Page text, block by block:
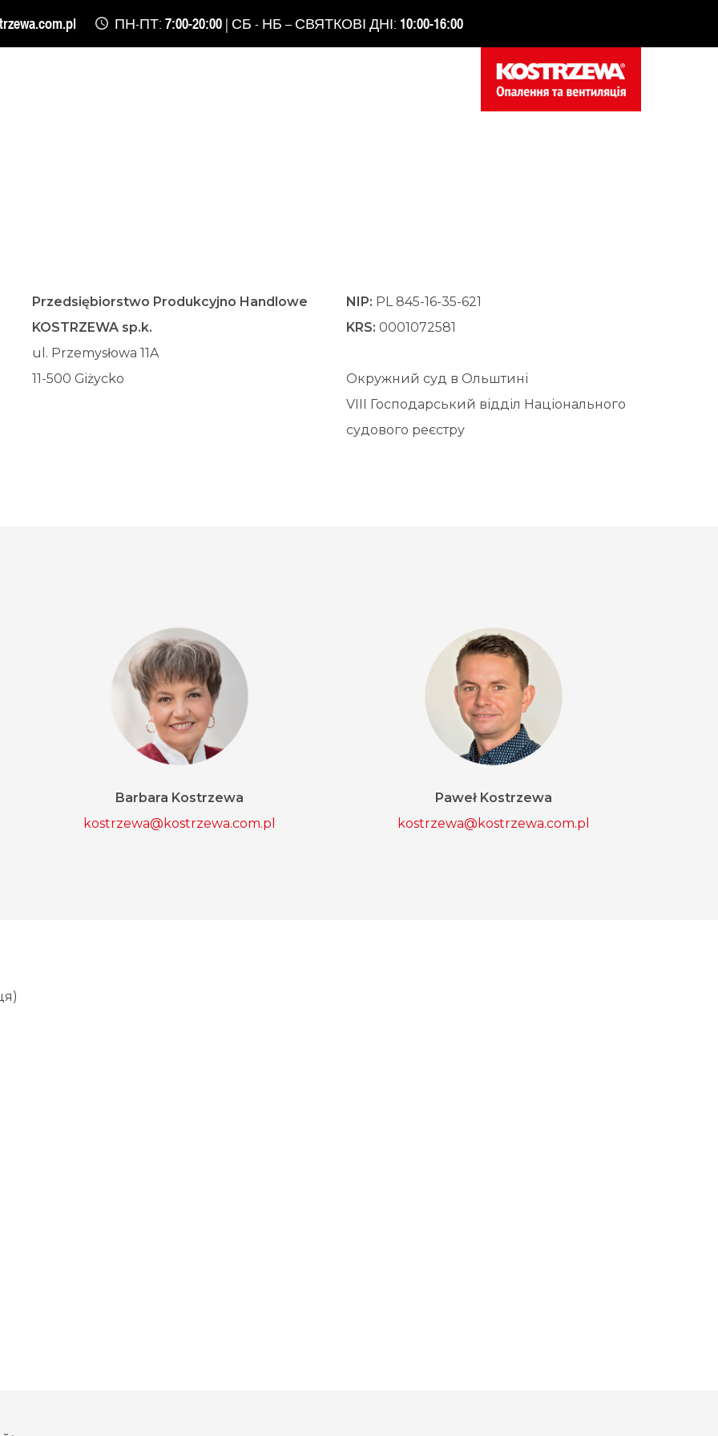
ПН-ПТ: 7:00-20:00 | СБ - НБ – СВЯТКОВІ ДНІ: 10:00-16:00
Przedsiębiorstwo Produkcyjno Handlowe
KOSTRZEWA sp.k.
ul. Przemysłowa 11A
11-500 Giżycko
NIP: PL 845-16-35-621
KRS: 0001072581
Окружний суд в Ольштині
VIII Господарський відділ Національного
судового реєстру
Barbara Kostrzewa
kostrzewa@kostrzewa.com.pl
Paweł Kostrzewa
kostrzewa@kostrzewa.com.pl